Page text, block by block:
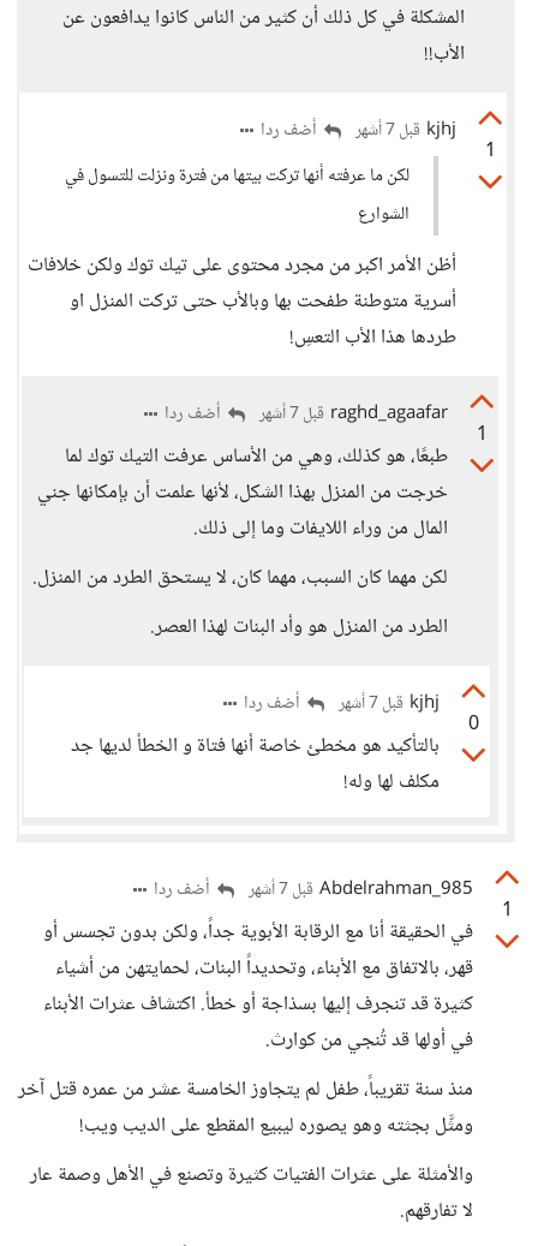
المشكلة في كل ذلك أن كثير من الناس كانوا يدافعون عن
الأب!!
1
kjhj قبل 7 أشهر
أضف ردا
لكن ما عرفته أنها تركت بيتها من فترة ونزلت للتسول في
الشوارع
أظن الأمر اكبر من مجرد محتوى على تيك توك ولكن خلافات
أسرية متوطنة طفحت بها وبالأب حتى تركت المنزل او
طردها هذا الأب التعسِ!
1
raghd_agaafar قبل 7 أشهر أضف ردا
طبعًا، هو كذلك، وهي من الأساس عرفت التيك توك لما
خرجت من المنزل بهذا الشكل، لأنها علمت أن بإمكانها جني
المال من وراء اللايفات وما إلى ذلك.
لكن مهما كان السبب، مهما كان، لا يستحق الطرد من المنزل.
الطرد من المنزل هو وأد البنات لهذا العصر.
0
kjhj قبل 7 أشهر أضف ردا
بالتأكيد هو مخطئ خاصة أنها فتاة و الخطأ لديها جد
مكلف لها وله!
1
Abdelrahman_985 قبل 7 أشهر أضف ردا
في الحقيقة أنا مع الرقابة الأبوية جداً، ولكن بدون تجسس أو
قهر، بالاتفاق مع الأبناء، وتحديداً البنات، لحمايتهن من أشياء
كثيرة قد تنجرف إليها بسذاجة أو خطأ. اكتشاف عثرات الأبناء
في أولها قد تُنجي من كوارث.
منذ سنة تقريباً، طفل لم يتجاوز الخامسة عشر من عمره قتل آخر
ومثَّل بجثته وهو يصوره ليبيع المقطع على الديب ويب!
والأمثلة على عثرات الفتيات كثيرة وتصنع في الأهل وصمة عار
لا تفارقهم.